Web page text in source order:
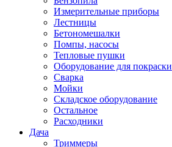
Измерительные приборы
Лестницы
Бетономешалки
Помпы, насосы
Тепловые пушки
Оборудование для покраски
Сварка
Мойки
Складское оборудование
Остальное
Расходники
Дача
Триммеры